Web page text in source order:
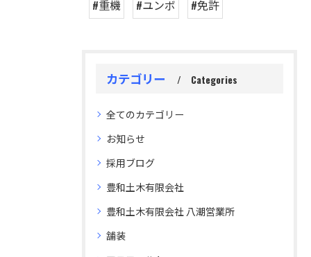
#重機 #ユンボ #免許
カテゴリー Categories
全てのカテゴリー
お知らせ
採用ブログ
豊和土木有限会社
豊和土木有限会社 八潮営業所
舗装